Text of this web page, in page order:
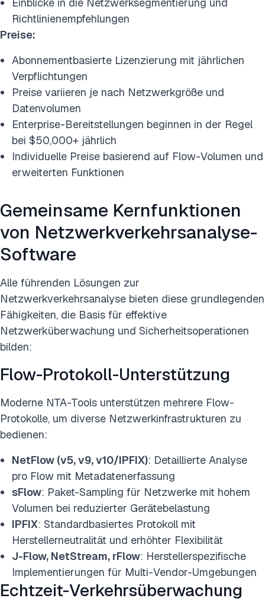
Richtlinienempfehlungen
Preise:
Abonnementbasierte Lizenzierung mit jährlichen
Verpflichtungen
Preise variieren je nach Netzwerkgröße und
Datenvolumen
Enterprise-Bereitstellungen beginnen in der Regel
bei $50,000+ jährlich
Individuelle Preise basierend auf Flow-Volumen und
erweiterten Funktionen
Gemeinsame Kernfunktionen
von Netzwerkverkehrsanalyse-
Software
Alle führenden Lösungen zur
Netzwerkverkehrsanalyse bieten diese grundlegenden
Fähigkeiten, die Basis für effektive
Netzwerküberwachung und Sicherheitsoperationen
bilden:
Flow-Protokoll-Unterstützung
Moderne NTA-Tools unterstützen mehrere Flow-
Protokolle, um diverse Netzwerkinfrastrukturen zu
bedienen:
NetFlow (v5, v9, v10/IPFIX): Detaillierte Analyse
pro Flow mit Metadatenerfassung
sFlow: Paket-Sampling für Netzwerke mit hohem
Volumen bei reduzierter Gerätebelastung
IPFIX: Standardbasiertes Protokoll mit
Herstellerneutralität und erhöhter Flexibilität
J-Flow, NetStream, rFlow: Herstellerspezifische
Implementierungen für Multi-Vendor-Umgebungen
Echtzeit-Verkehrsüberwachung